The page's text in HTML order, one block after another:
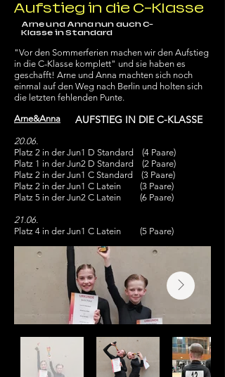
Aufstieg in die C-Klasse
Arne und Anna nun auch C-
Klasse in Standard
"Vor den Sommerferien machen wir den Aufstieg
in die C-Klasse komplett" und sie haben es
geschafft! Arne und Anna machten sich noch
einmal auf den Weg nach Berlin und holten sich
die letzten fehlenden Punte.
Arne&Anna
20.06.
Platz 2 in der Jun1 D Standard (4 Paare)
Platz 1 in der Jun2 D Standard (2 Paare)
Platz 2 in der Jun1 C Standard (3 Paare)
Platz 2 in der Jun1 C Latein (3 Paare)
Platz 5 in der Jun2 C Latein (6 Paare)
21.06.
Platz 4 in der Jun1 C Latein (5 Paare)
AUFSTIEG IN DIE C-KLASSE